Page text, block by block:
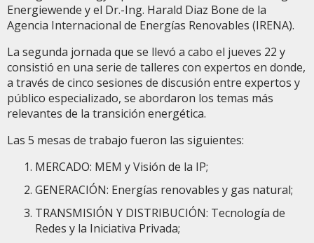
Energiewende y el Dr.-Ing. Harald Diaz Bone de la
Agencia Internacional de Energías Renovables (IRENA).
La segunda jornada que se llevó a cabo el jueves 22 y
consistió en una serie de talleres con expertos en donde,
a través de cinco sesiones de discusión entre expertos y
público especializado, se abordaron los temas más
relevantes de la transición energética.
Las 5 mesas de trabajo fueron las siguientes:
MERCADO: MEM y Visión de la IP;
GENERACIÓN: Energías renovables y gas natural;
TRANSMISIÓN Y DISTRIBUCIÓN: Tecnología de
Redes y la Iniciativa Privada;